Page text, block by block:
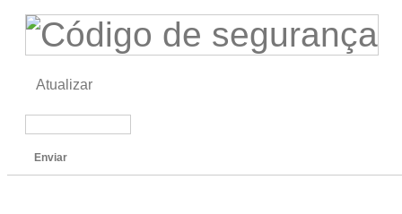
Atualizar
Enviar